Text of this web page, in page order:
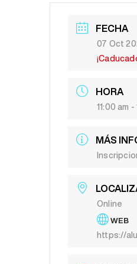
FECHA
07 Oct
HORA
11:00 am
MÁS
Online
WEB
https://